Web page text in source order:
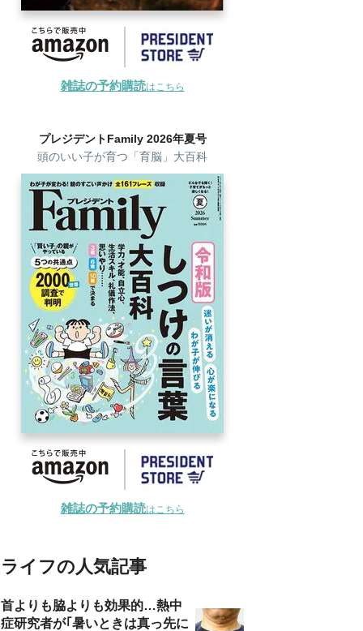
雑誌の予約購読はこちら
プレジデントFamily 2026年夏号
頭のいい子が育つ「育脳」大百科
雑誌の予約購読はこちら
ライフの人気記事
首よりも脇よりも効果的…熱中
症研究者が｢暑いときは真っ先に